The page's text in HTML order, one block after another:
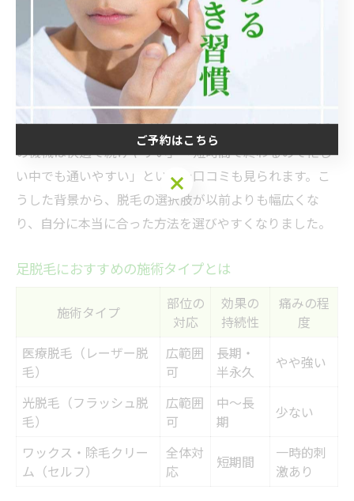
の軽減、より細かな部位への対応が可能になりました。
たとえば、従来は難しかったうぶ毛や色素の薄い毛も照
射できる機器が増え、幅広いニーズに応えられるように
なっています。
利用者の声として、「以前は痛みが不安だったが、最近
の機械は快適で続けやすい」「短時間で終わるので忙し
い中でも通いやすい」といった口コミも見られます。こ
うした背景から、脱毛の選択肢が以前よりも幅広くな
り、自分に本当に合った方法を選びやすくなりました。
足脱毛におすすめの施術タイプとは
施術タイプ
部位の
対応
効果の
持続性
痛みの程
度
医療脱毛（レーザー脱
毛）
広範囲
可
長期・
半永久
やや強い
光脱毛（フラッシュ脱
毛）
広範囲
可
中～長
期
少ない
ワックス・除毛クリー
ム（セルフ）
全体対
応
短期間
一時的刺
激あり
ご予約はこちら
ご予約はこちら